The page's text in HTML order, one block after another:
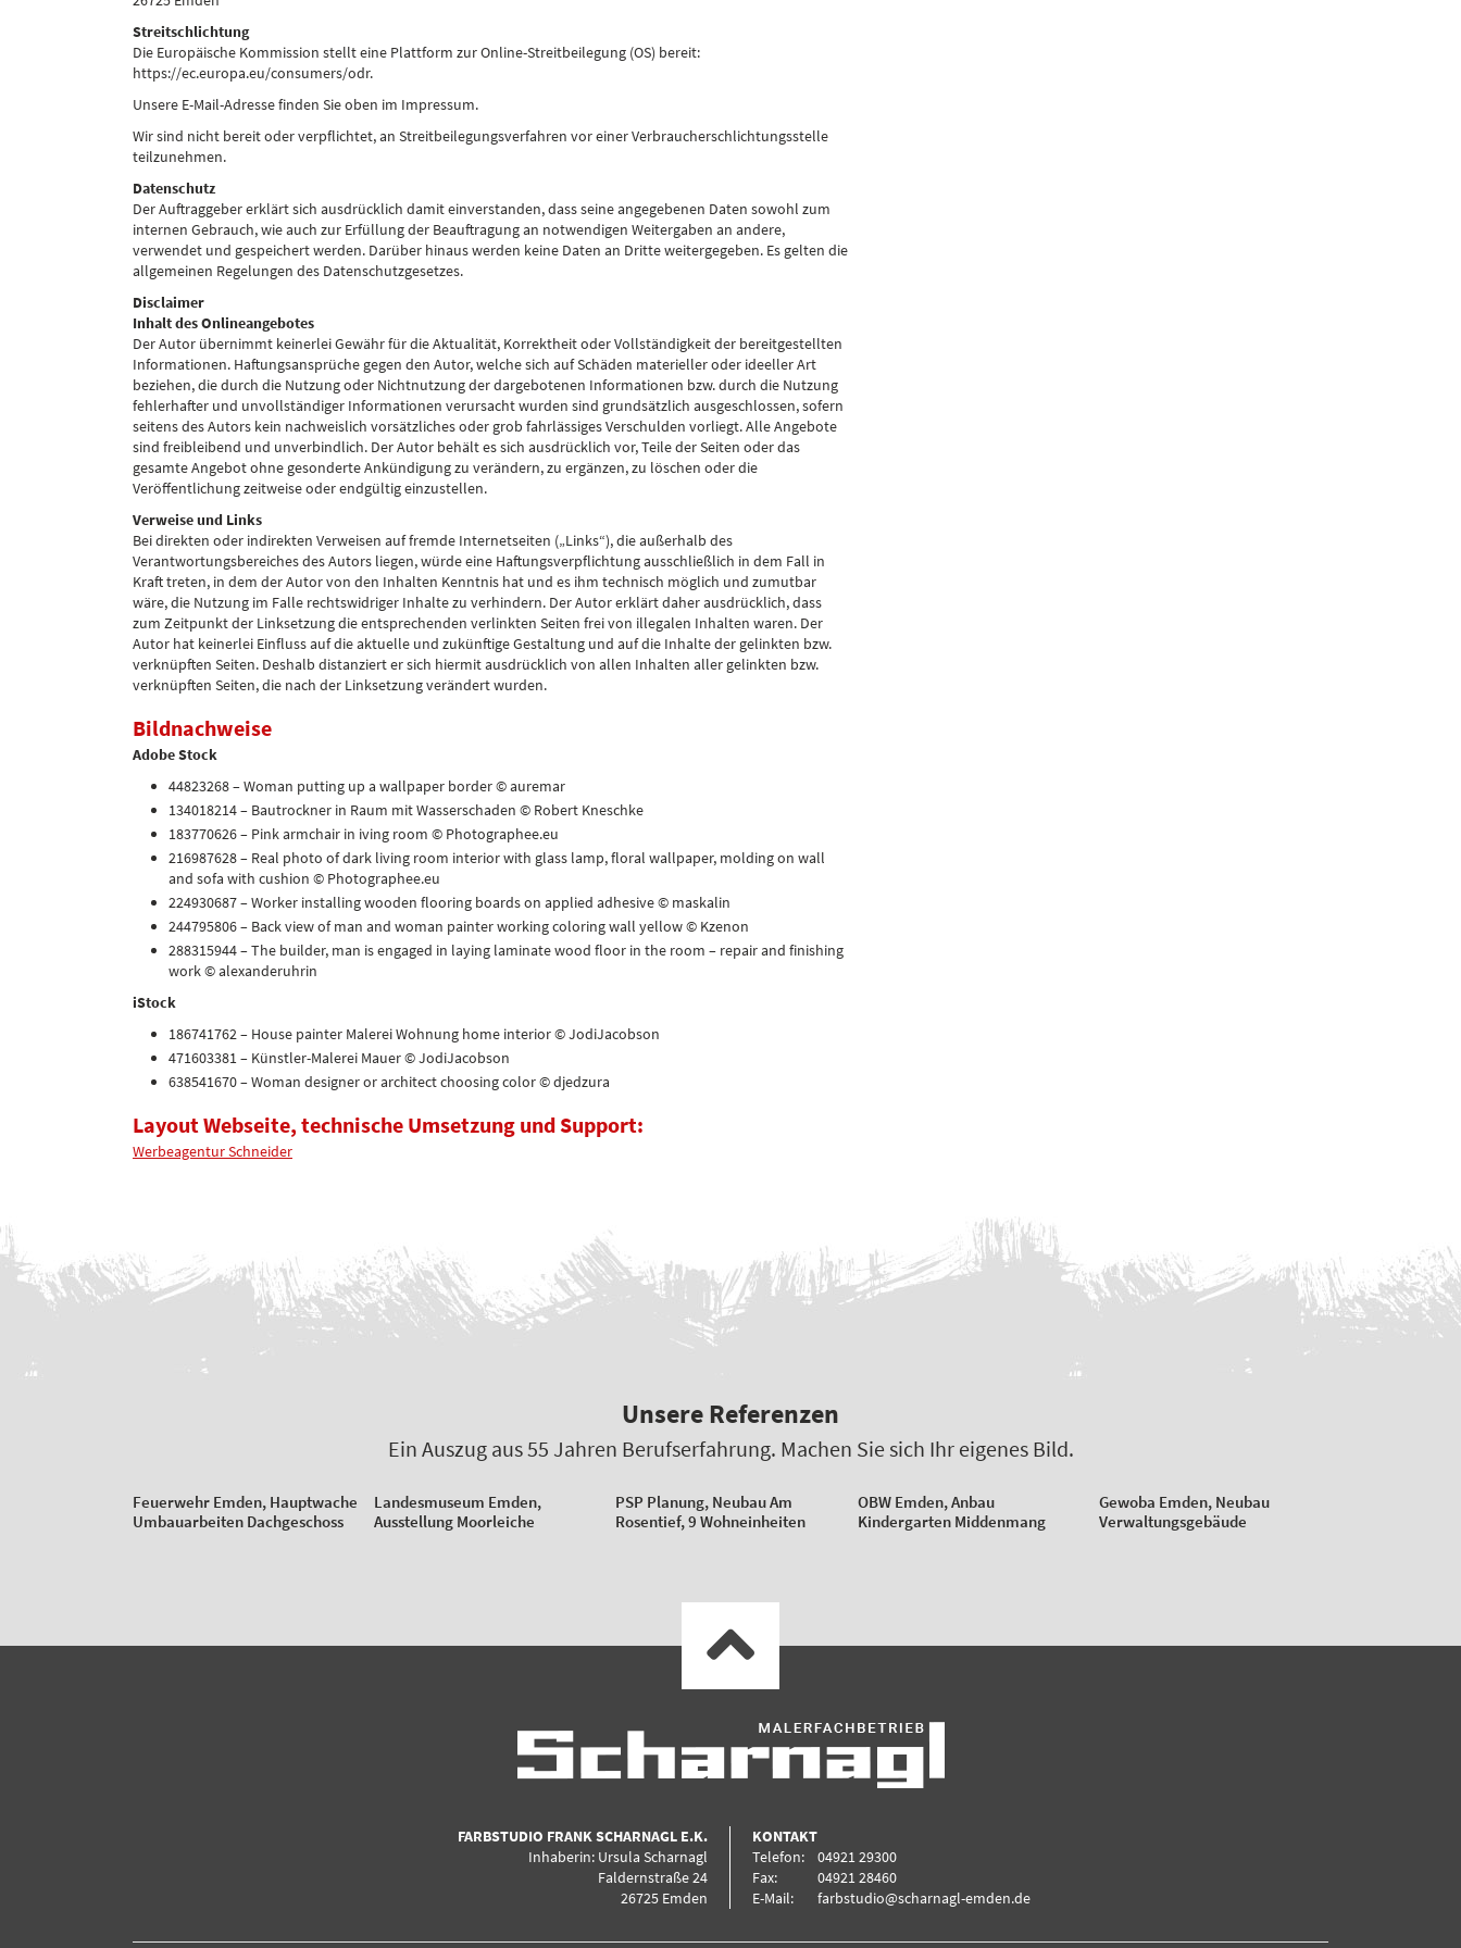
Streitschlichtung
Die Europäische Kommission stellt eine Plattform zur Online-Streitbeilegung (OS) bereit:
https://ec.europa.eu/consumers/odr.
Unsere E-Mail-Adresse finden Sie oben im Impressum.
Wir sind nicht bereit oder verpflichtet, an Streitbeilegungsverfahren vor einer Verbraucherschlichtungsstelle
teilzunehmen.
Datenschutz
Der Auftraggeber erklärt sich ausdrücklich damit einverstanden, dass seine angegebenen Daten sowohl zum
internen Gebrauch, wie auch zur Erfüllung der Beauftragung an notwendigen Weitergaben an andere,
verwendet und gespeichert werden. Darüber hinaus werden keine Daten an Dritte weitergegeben. Es gelten die
allgemeinen Regelungen des Datenschutzgesetzes.
Disclaimer
Inhalt des Onlineangebotes
Der Autor übernimmt keinerlei Gewähr für die Aktualität, Korrektheit oder Vollständigkeit der bereitgestellten
Informationen. Haftungsansprüche gegen den Autor, welche sich auf Schäden materieller oder ideeller Art
beziehen, die durch die Nutzung oder Nichtnutzung der dargebotenen Informationen bzw. durch die Nutzung
fehlerhafter und unvollständiger Informationen verursacht wurden sind grundsätzlich ausgeschlossen, sofern
seitens des Autors kein nachweislich vorsätzliches oder grob fahrlässiges Verschulden vorliegt. Alle Angebote
sind freibleibend und unverbindlich. Der Autor behält es sich ausdrücklich vor, Teile der Seiten oder das
gesamte Angebot ohne gesonderte Ankündigung zu verändern, zu ergänzen, zu löschen oder die
Veröffentlichung zeitweise oder endgültig einzustellen.
Verweise und Links
Bei direkten oder indirekten Verweisen auf fremde Internetseiten („Links“), die außerhalb des
Verantwortungsbereiches des Autors liegen, würde eine Haftungsverpflichtung ausschließlich in dem Fall in
Kraft treten, in dem der Autor von den Inhalten Kenntnis hat und es ihm technisch möglich und zumutbar
wäre, die Nutzung im Falle rechtswidriger Inhalte zu verhindern. Der Autor erklärt daher ausdrücklich, dass
zum Zeitpunkt der Linksetzung die entsprechenden verlinkten Seiten frei von illegalen Inhalten waren. Der
Autor hat keinerlei Einfluss auf die aktuelle und zukünftige Gestaltung und auf die Inhalte der gelinkten bzw.
verknüpften Seiten. Deshalb distanziert er sich hiermit ausdrücklich von allen Inhalten aller gelinkten bzw.
verknüpften Seiten, die nach der Linksetzung verändert wurden.
Bildnachweise
Adobe Stock
44823268 – Woman putting up a wallpaper border © auremar
134018214 – Bautrockner in Raum mit Wasserschaden © Robert Kneschke
183770626 – Pink armchair in iving room © Photographee.eu
216987628 – Real photo of dark living room interior with glass lamp, floral wallpaper, molding on wall
and sofa with cushion © Photographee.eu
224930687 – Worker installing wooden flooring boards on applied adhesive © maskalin
244795806 – Back view of man and woman painter working coloring wall yellow © Kzenon
288315944 – The builder, man is engaged in laying laminate wood floor in the room – repair and finishing
work © alexanderuhrin
iStock
186741762 – House painter Malerei Wohnung home interior © JodiJacobson
471603381 – Künstler-Malerei Mauer © JodiJacobson
638541670 – Woman designer or architect choosing color © djedzura
Layout Webseite, technische Umsetzung und Support:
Werbeagentur Schneider
Unsere Referenzen
Ein Auszug aus 55 Jahren Berufserfahrung. Machen Sie sich Ihr eigenes Bild.
Feuerwehr Emden, Hauptwache
Umbauarbeiten Dachgeschoss
Landesmuseum Emden,
Ausstellung Moorleiche
PSP Planung, Neubau Am
Rosentief, 9 Wohneinheiten
OBW Emden, Anbau
Kindergarten Middenmang
Gewoba Emden, Neubau
Verwaltungsgebäude
FARBSTUDIO FRANK SCHARNAGL E.K.
Inhaberin: Ursula Scharnagl
Faldernstraße 24
26725 Emden
KONTAKT
Telefon:
04921 29300
Fax:
04921 28460
E-Mail:
farbstudio@scharnagl-emden.de